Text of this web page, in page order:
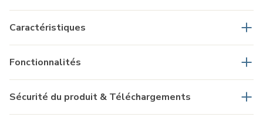
Caractéristiques
Fonctionnalités
Sécurité du produit & Téléchargements